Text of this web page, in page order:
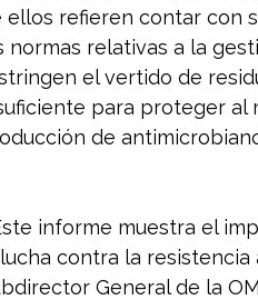
ellos refieren contar con
normas relativas a la
el vertido de
para proteger al
de
informe muestra el
contra la resistencia
General de la